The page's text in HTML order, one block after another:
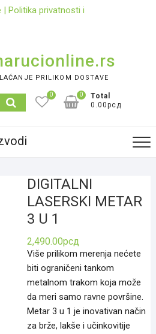
| Politika privatnosti i
PRILIKOM DOSTAVE
Претрага
0
Total
0.00рсд
0
DIGITALNI
LASERSKI METAR
3 U 1
2,490.00рсд
Više prilikom merenja nećete
biti ograničeni tankom
metalnom trakom koja može
da meri samo ravne površine.
Metar 3 u 1 je inovativan način
za brže, lakše i učinkovitije